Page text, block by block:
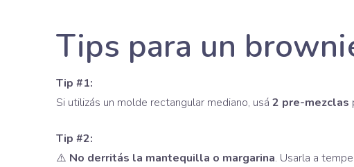
Tips para un
Tip #1:
Si utilizás un molde rectangular mediano, usá 2 pre-mezclas
Tip #2:
⚠️ No derritás la mantequilla o margarina. Usarla a